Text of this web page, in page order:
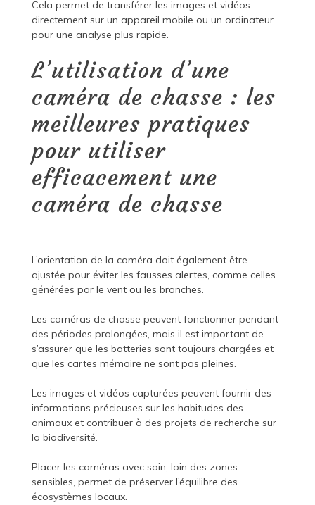
Cela permet de transférer les images et vidéos
directement sur un appareil mobile ou un ordinateur
pour une analyse plus rapide.
L’utilisation d’une
caméra de chasse : les
meilleures pratiques
pour utiliser
efficacement une
caméra de chasse
L’orientation de la caméra doit également être
ajustée pour éviter les fausses alertes, comme celles
générées par le vent ou les branches.
Les caméras de chasse peuvent fonctionner pendant
des périodes prolongées, mais il est important de
s’assurer que les batteries sont toujours chargées et
que les cartes mémoire ne sont pas pleines.
Les images et vidéos capturées peuvent fournir des
informations précieuses sur les habitudes des
animaux et contribuer à des projets de recherche sur
la biodiversité.
Placer les caméras avec soin, loin des zones
sensibles, permet de préserver l’équilibre des
écosystèmes locaux.